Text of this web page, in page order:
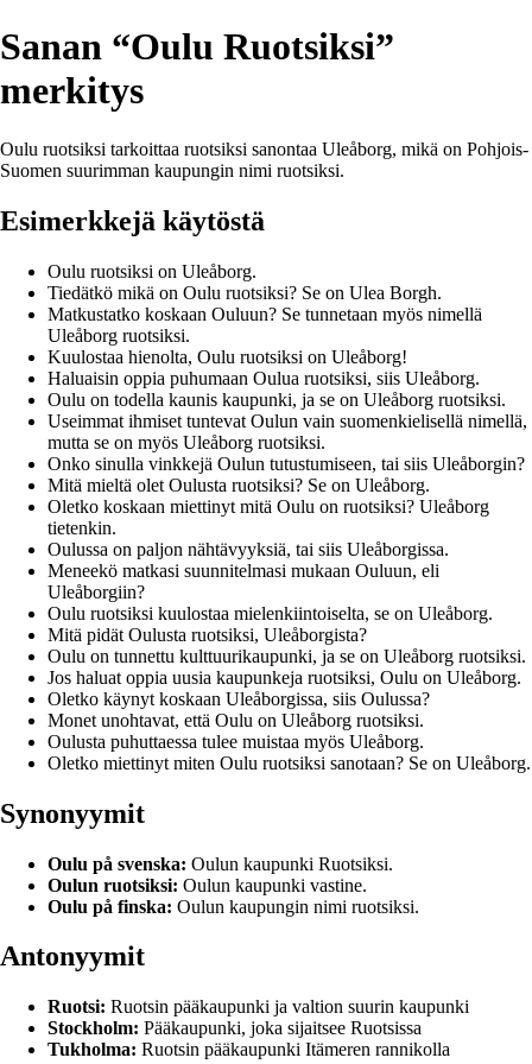
Sanan “Oulu Ruotsiksi”
merkitys
Oulu ruotsiksi tarkoittaa ruotsiksi sanontaa Uleåborg, mikä on Pohjois-
Suomen suurimman kaupungin nimi ruotsiksi.
Esimerkkejä käytöstä
Oulu ruotsiksi on Uleåborg.
Tiedätkö mikä on Oulu ruotsiksi? Se on Ulea Borgh.
Matkustatko koskaan Ouluun? Se tunnetaan myös nimellä
Uleåborg ruotsiksi.
Kuulostaa hienolta, Oulu ruotsiksi on Uleåborg!
Haluaisin oppia puhumaan Oulua ruotsiksi, siis Uleåborg.
Oulu on todella kaunis kaupunki, ja se on Uleåborg ruotsiksi.
Useimmat ihmiset tuntevat Oulun vain suomenkielisellä nimellä,
mutta se on myös Uleåborg ruotsiksi.
Onko sinulla vinkkejä Oulun tutustumiseen, tai siis Uleåborgin?
Mitä mieltä olet Oulusta ruotsiksi? Se on Uleåborg.
Oletko koskaan miettinyt mitä Oulu on ruotsiksi? Uleåborg
tietenkin.
Oulussa on paljon nähtävyyksiä, tai siis Uleåborgissa.
Meneekö matkasi suunnitelmasi mukaan Ouluun, eli
Uleåborgiin?
Oulu ruotsiksi kuulostaa mielenkiintoiselta, se on Uleåborg.
Mitä pidät Oulusta ruotsiksi, Uleåborgista?
Oulu on tunnettu kulttuurikaupunki, ja se on Uleåborg ruotsiksi.
Jos haluat oppia uusia kaupunkeja ruotsiksi, Oulu on Uleåborg.
Oletko käynyt koskaan Uleåborgissa, siis Oulussa?
Monet unohtavat, että Oulu on Uleåborg ruotsiksi.
Oulusta puhuttaessa tulee muistaa myös Uleåborg.
Oletko miettinyt miten Oulu ruotsiksi sanotaan? Se on Uleåborg.
Synonyymit
Oulu på svenska: Oulun kaupunki Ruotsiksi.
Oulun ruotsiksi: Oulun kaupunki vastine.
Oulu på finska: Oulun kaupungin nimi ruotsiksi.
Antonyymit
Ruotsi: Ruotsin pääkaupunki ja valtion suurin kaupunki
Stockholm: Pääkaupunki, joka sijaitsee Ruotsissa
Tukholma: Ruotsin pääkaupunki Itämeren rannikolla